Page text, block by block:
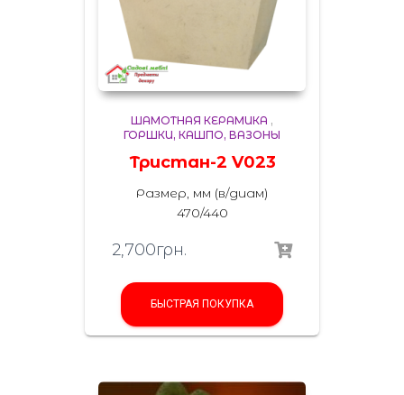
ШАМОТНАЯ КЕРАМИКА ,
ГОРШКИ, КАШПО, ВАЗОНЫ
Тристан-2 V023
Размер, мм (в/диам)
470/440
2,700грн.
БЫСТРАЯ ПОКУПКА